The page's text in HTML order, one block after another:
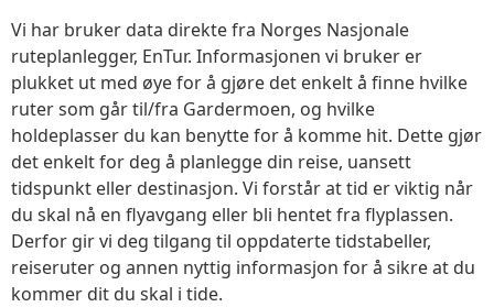
Vi har bruker data direkte fra Norges Nasjonale
ruteplanlegger, EnTur. Informasjonen vi bruker er
plukket ut med øye for å gjøre det enkelt å finne hvilke
ruter som går til/fra Gardermoen, og hvilke
holdeplasser du kan benytte for å komme hit. Dette gjør
det enkelt for deg å planlegge din reise, uansett
tidspunkt eller destinasjon. Vi forstår at tid er viktig når
du skal nå en flyavgang eller bli hentet fra flyplassen.
Derfor gir vi deg tilgang til oppdaterte tidstabeller,
reiseruter og annen nyttig informasjon for å sikre at du
kommer dit du skal i tide.